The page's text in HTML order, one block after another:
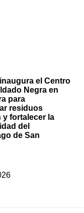
el Centro
Negra en
para
residuos
y fortalecer la
del
de San